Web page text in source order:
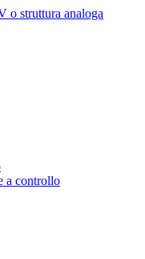
o struttura analoga
a controllo